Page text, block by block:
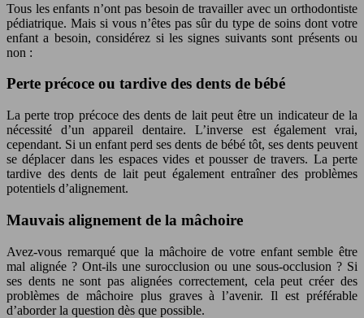
Tous les enfants n’ont pas besoin de travailler avec un orthodontiste
pédiatrique. Mais si vous n’êtes pas sûr du type de soins dont votre
enfant a besoin, considérez si les signes suivants sont présents ou
non :
Perte précoce ou tardive des dents de bébé
La perte trop précoce des dents de lait peut être un indicateur de la
nécessité d’un appareil dentaire. L’inverse est également vrai,
cependant. Si un enfant perd ses dents de bébé tôt, ses dents peuvent
se déplacer dans les espaces vides et pousser de travers. La perte
tardive des dents de lait peut également entraîner des problèmes
potentiels d’alignement.
Mauvais alignement de la mâchoire
Avez-vous remarqué que la mâchoire de votre enfant semble être
mal alignée ? Ont-ils une surocclusion ou une sous-occlusion ? Si
ses dents ne sont pas alignées correctement, cela peut créer des
problèmes de mâchoire plus graves à l’avenir. Il est préférable
d’aborder la question dès que possible.